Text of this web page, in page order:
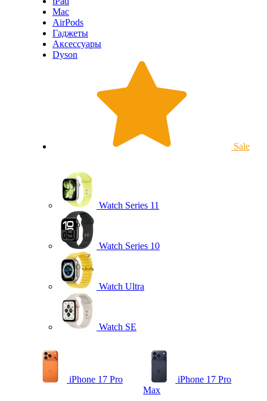
Mac
AirPods
Гаджеты
Аксессуары
Dyson
Sale
Watch Series 11
Watch Series 10
Watch Ultra
Watch SE
iPhone 17 Pro
iPhone 17 Pro
Max